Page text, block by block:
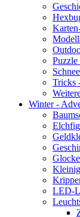
Tricks
Winter -
LED-